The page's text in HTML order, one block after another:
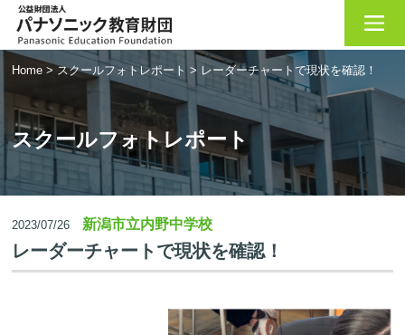
Home > スクールフォトレポート > レーダーチャートで現状を確認！
スクールフォトレポート
2023/07/26 新潟市立内野中学校
レーダーチャートで現状を確認！